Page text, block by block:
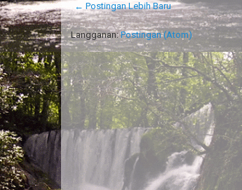
← Postingan Lebih Baru
Langganan:Postingan (Atom)